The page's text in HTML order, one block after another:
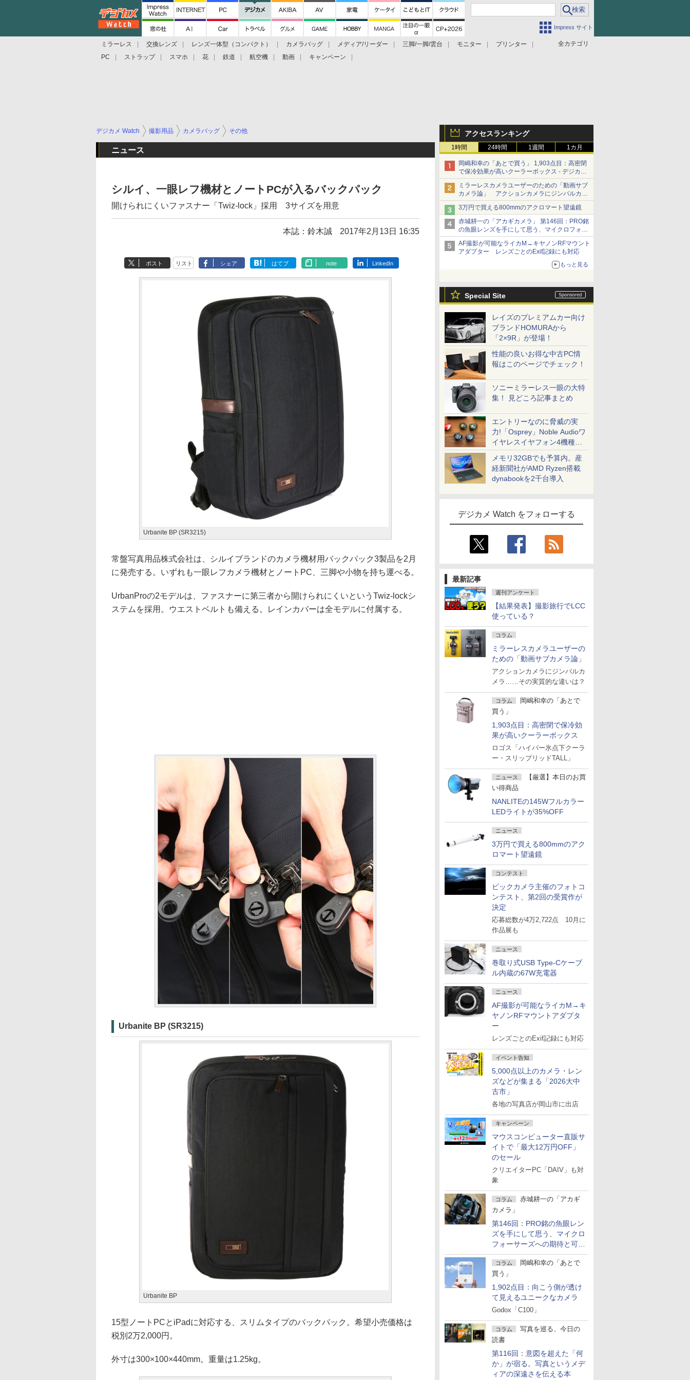
Impress サイト
全カテゴリ
ミラーレス 交換レンズ レンズ一体型（コンパクト） カメラバッグ メディア/リーダー 三脚/一脚/雲台 モニター
プリンター
PC
ストラップ スマホ 花 鉄道 航空機 動画 キャンペーン
アクセスランキング
1時間 24時間 1週間 1カ月
岡嶋和幸の「あとで買う」 1,903点目：高密閉
で保冷効果が高いクーラーボックス - デジカメ
Watch
ミラーレスカメラユーザーのための「動画サブ
カメラ論」 アクションカメラにジンバルカメ
ラ……その実質的な違いは？
3万円で買える800mmのアクロマート望遠鏡
赤城耕一の「アカギカメラ」 第146回：PRO銘
の魚眼レンズを手にして思う、マイクロフォー
サーズへの期待と可能性
AF撮影が可能なライカM→キヤノンRFマウント
アダプター レンズごとのExif記録にも対応
もっと見る
Special Site
レイズのプレミアムカー向け
ブランドHOMURAから
「2×9R」が登場！
性能の良いお得な中古PC情
報はこのページでチェック！
ソニーミラーレス一眼の大特
集！ 見どころ記事まとめ
エントリーなのに脅威の実
力!「Osprey」Noble Audioワ
イヤレスイヤフォン4機種を
一気に聴く
メモリ32GBでも予算内。産
経新聞社がAMD Ryzen搭載
dynabookを2千台導入
デジカメ Watch をフォローする
最新記事
週刊アンケート
【結果発表】撮影旅行でLCC
使っている？
コラム
ミラーレスカメラユーザーの
ための「動画サブカメラ論」
アクションカメラにジンバルカ
メラ……その実質的な違いは？
コラム
岡嶋和幸の「あとで
買う」
1,903点目：高密閉で保冷効
果が高いクーラーボックス
ロゴス「ハイパー氷点下クーラ
ー・スリップリッドTALL」
ニュース
【厳選】本日のお買
い得商品
NANLITEの145Wフルカラー
LEDライトが35%OFF
ニュース
3万円で買える800mmのアク
ロマート望遠鏡
コンテスト
ビックカメラ主催のフォトコ
ンテスト、第2回の受賞作が
決定
応募総数が4万2,722点 10月に
作品展も
ニュース
巻取り式USB Type-Cケーブ
ル内蔵の67W充電器
ニュース
AF撮影が可能なライカM→キ
ヤノンRFマウントアダプタ
ー
レンズごとのExif記録にも対応
イベント告知
5,000点以上のカメラ・レン
ズなどが集まる「2026大中
古市」
各地の写真店が岡山市に出店
キャンペーン
マウスコンピューター直販サ
イトで「最大12万円OFF」
のセール
クリエイターPC「DAIV」も対
象
コラム
赤城耕一の「アカギ
カメラ」
第146回：PRO銘の魚眼レン
ズを手にして思う、マイクロ
フォーサーズへの期待と可能
性
コラム
岡嶋和幸の「あとで
買う」
1,902点目：向こう側が透け
て見えるユニークなカメラ
Godox「C100」
コラム
写真を巡る、今日の
読書
第116回：意図を超えた「何
か」が宿る。写真というメデ
ィアの深遠さを伝える本
デジカメ Watch 撮影用品 カメラバッグ その他
ニュース
シルイ、一眼レフ機材とノートPCが入るバックパック
開けられにくいファスナー「Twiz-lock」採用 3サイズを用意
本誌：鈴木誠 2017年2月13日 16:35
ポスト リスト シェア はてブ note LinkedIn
Urbanite BP (SR3215)
常盤写真用品株式会社は、シルイブランドのカメラ機材用バックパック3製品を2月
に発売する。いずれも一眼レフカメラ機材とノートPC、三脚や小物を持ち運べる。
UrbanProの2モデルは、ファスナーに第三者から開けられにくいというTwiz-lockシ
ステムを採用。ウエストベルトも備える。レインカバーは全モデルに付属する。
Urbanite BP (SR3215)
Urbanite BP
15型ノートPCとiPadに対応する、スリムタイプのバックパック。希望小売価格は
税別2万2,000円。
外寸は300×100×440mm。重量は1.25kg。